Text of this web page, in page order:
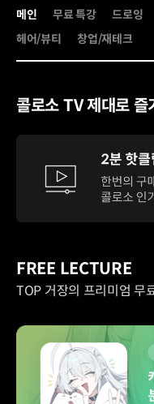
메인 무료 특강 드로잉
헤어/뷰티
창업/재테크
콜로소 TV 제대로 즐
FREE LECTURE
TOP 거장의 프리미엄 무